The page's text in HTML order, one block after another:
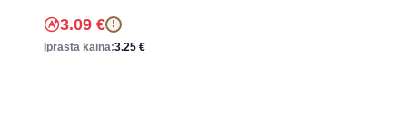
3.09 € !
Įprasta kaina:3.25 €